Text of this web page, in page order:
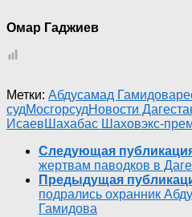
Омар Гаджиев
Метки: Абдусамад Гамидов
судМосгорсудНовости
ИсаевШахабас Шаховэкс-
Следующая
жертвам паводков в
Предыдущая
подрались охранник
Гамидова